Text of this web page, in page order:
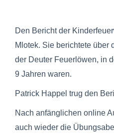
Den Bericht der
Mlotek. Sie berichtete über
der Deuter Feuerlöwen, in
9 Jahren waren.
Patrick Happel trug den
Nach anfänglichen online
auch wieder die